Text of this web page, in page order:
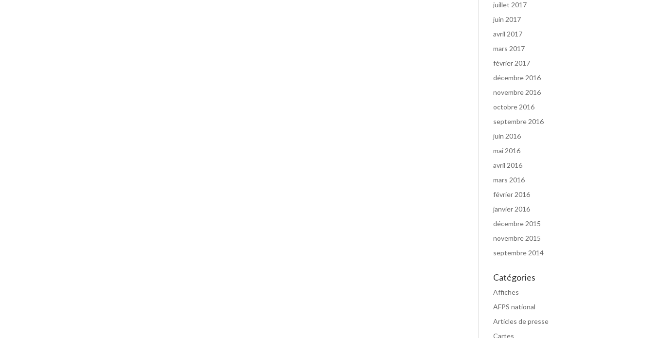
juillet 2017
juin 2017
avril 2017
mars 2017
février 2017
décembre 2016
novembre 2016
octobre 2016
septembre 2016
juin 2016
mai 2016
avril 2016
mars 2016
février 2016
janvier 2016
décembre 2015
novembre 2015
septembre 2014
Catégories
Affiches
AFPS national
Articles de presse
Cartes